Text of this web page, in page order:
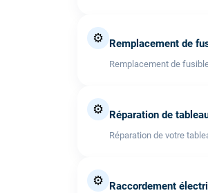
⚙️ Remplacement de
Remplacement de
⚙️ Réparation de
Réparation de votre
⚙️ Raccordement